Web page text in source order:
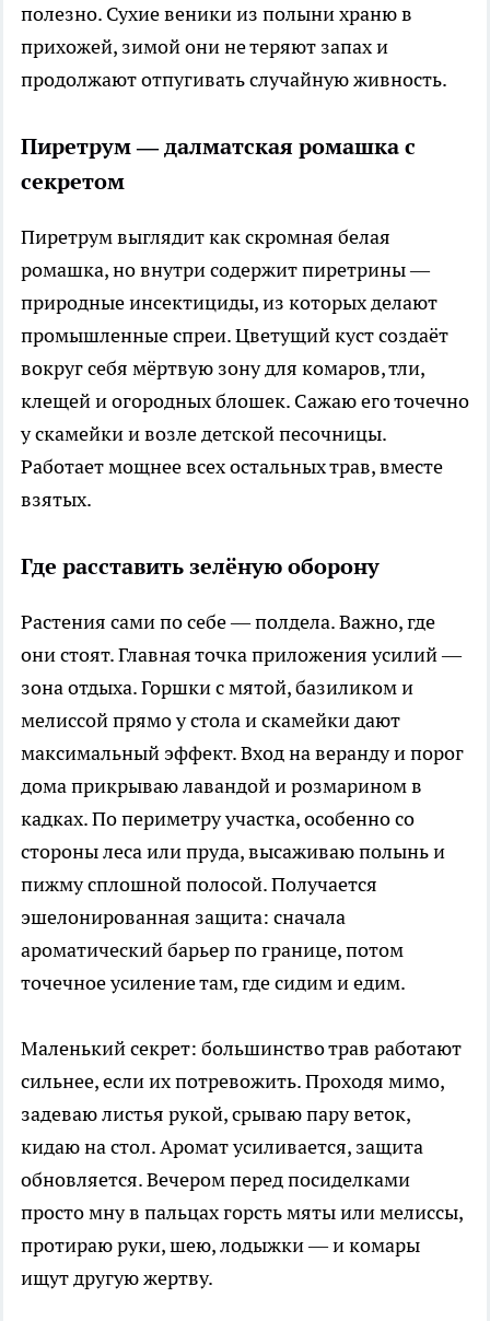
полезно. Сухие веники из полыни храню в
прихожей, зимой они не теряют запах и
продолжают отпугивать случайную живность.
Пиретрум — далматская ромашка с
секретом
Пиретрум выглядит как скромная белая
ромашка, но внутри содержит пиретрины —
природные инсектициды, из которых делают
промышленные спреи. Цветущий куст создаёт
вокруг себя мёртвую зону для комаров, тли,
клещей и огородных блошек. Сажаю его точечно
у скамейки и возле детской песочницы.
Работает мощнее всех остальных трав, вместе
взятых.
Где расставить зелёную оборону
Растения сами по себе — полдела. Важно, где
они стоят. Главная точка приложения усилий —
зона отдыха. Горшки с мятой, базиликом и
мелиссой прямо у стола и скамейки дают
максимальный эффект. Вход на веранду и порог
дома прикрываю лавандой и розмарином в
кадках. По периметру участка, особенно со
стороны леса или пруда, высаживаю полынь и
пижму сплошной полосой. Получается
эшелонированная защита: сначала
ароматический барьер по границе, потом
точечное усиление там, где сидим и едим.
Маленький секрет: большинство трав работают
сильнее, если их потревожить. Проходя мимо,
задеваю листья рукой, срываю пару веток,
кидаю на стол. Аромат усиливается, защита
обновляется. Вечером перед посиделками
просто мну в пальцах горсть мяты или мелиссы,
протираю руки, шею, лодыжки — и комары
ищут другую жертву.